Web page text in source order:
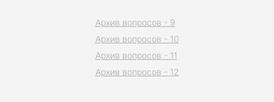
Архив вопросов - 9
Архив вопросов - 10
Архив вопросов - 11
Архив вопросов - 12